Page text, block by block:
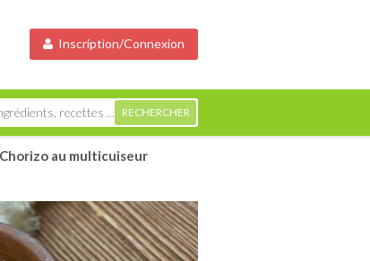
Inscription/Connexion
au multicuiseur